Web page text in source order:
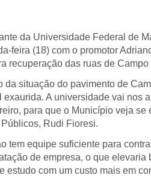
da Universidade Federal de
feira (18) com o promotor
recuperação das ruas de Campo
situação do pavimento de
A universidade vai nos
para que o Município veja se
Rudi Fioresi.
tem equipe suficiente para
de empresa, o que elevaria
estudo com um custo mais em